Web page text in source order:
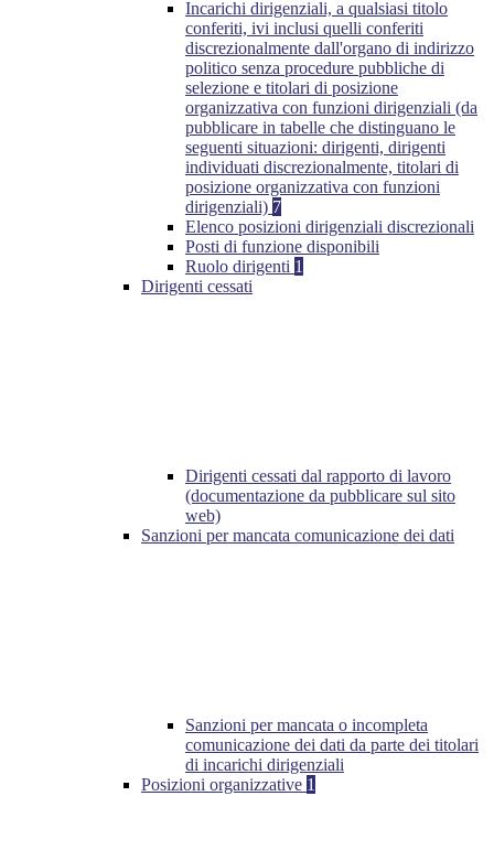
Incarichi dirigenziali, a qualsiasi titolo
conferiti, ivi inclusi quelli conferiti
discrezionalmente dall'organo di indirizzo
politico senza procedure pubbliche di
selezione e titolari di posizione
organizzativa con funzioni dirigenziali (da
pubblicare in tabelle che distinguano le
seguenti situazioni: dirigenti, dirigenti
individuati discrezionalmente, titolari di
posizione organizzativa con funzioni
dirigenziali) 7
Elenco posizioni dirigenziali discrezionali
Posti di funzione disponibili
Ruolo dirigenti 1
Dirigenti cessati
Dirigenti cessati dal rapporto di lavoro
(documentazione da pubblicare sul sito
web)
Sanzioni per mancata comunicazione dei dati
Sanzioni per mancata o incompleta
comunicazione dei dati da parte dei titolari
di incarichi dirigenziali
Posizioni organizzative 1